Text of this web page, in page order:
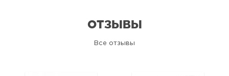
ОТЗЫВЫ
Все отзывы